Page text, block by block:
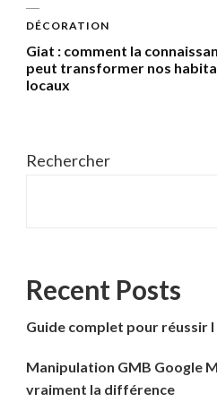
DÉCORATION
Giat : comment la
peut transformer nos
locaux
Rechercher
Recent Posts
Guide complet pour réussir
Manipulation GMB Google
vraiment la différence